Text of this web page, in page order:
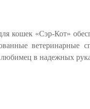
кошек «Сэр-Кот»
ветеринарные
любимец в надежных